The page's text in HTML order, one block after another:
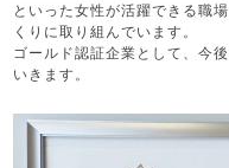
といった女性が活躍できる職
くりに取り組んでいます。
ゴールド認証企業として、今
いきます。